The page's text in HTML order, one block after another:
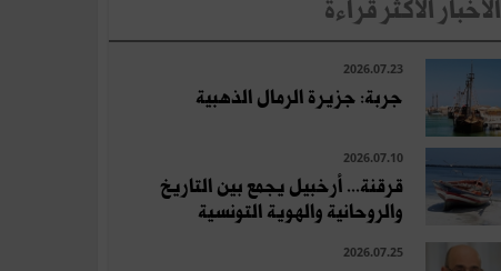
الأخبار الأكثر قراءة
2026.07.23
جربة: جزيرة الرمال الذهبية
2026.07.10
قرقنة... أرخبيل يجمع بين التاريخ
والروحانية والهوية التونسية
2026.07.25